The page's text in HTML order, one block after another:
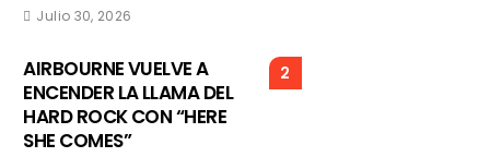
Julio 30, 2026
2
AIRBOURNE VUELVE A
ENCENDER LA LLAMA DEL
HARD ROCK CON “HERE
SHE COMES”